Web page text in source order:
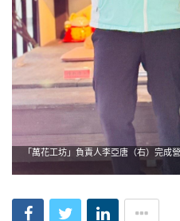
「萬花工坊」負責人李亞唐（右）完成